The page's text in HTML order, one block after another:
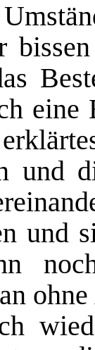
und
und